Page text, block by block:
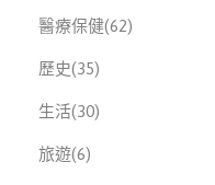
醫療保健此分類有
(62)
歷史此分類有
(35)
生活此分類有
(30)
旅遊此分類有
(6)